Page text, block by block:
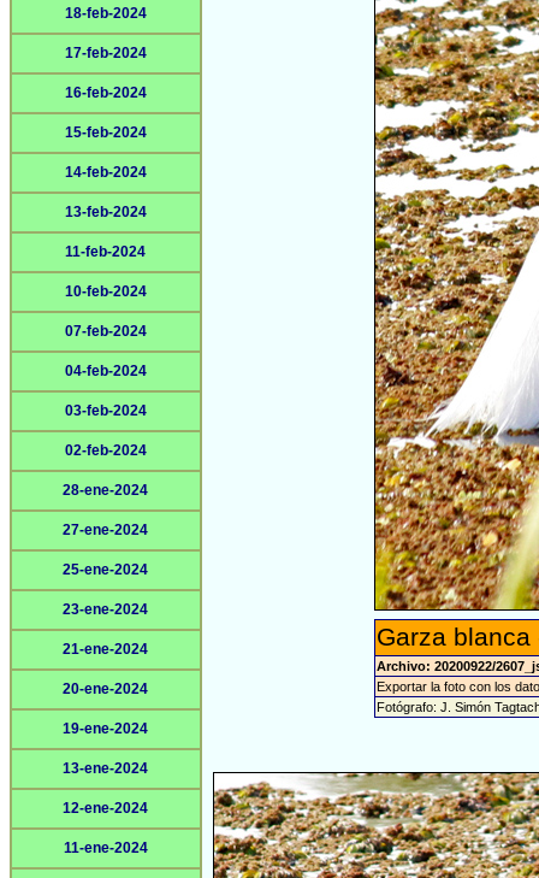
18-feb-2024
17-feb-2024
16-feb-2024
15-feb-2024
14-feb-2024
13-feb-2024
11-feb-2024
10-feb-2024
07-feb-2024
04-feb-2024
03-feb-2024
02-feb-2024
28-ene-2024
27-ene-2024
25-ene-2024
23-ene-2024
21-ene-2024
20-ene-2024
19-ene-2024
13-ene-2024
12-ene-2024
11-ene-2024
Garza
Archivo: 20200922/
Exportar la foto con los
Fotógrafo: J. Simón